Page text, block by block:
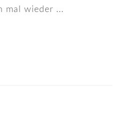
mal wieder ...